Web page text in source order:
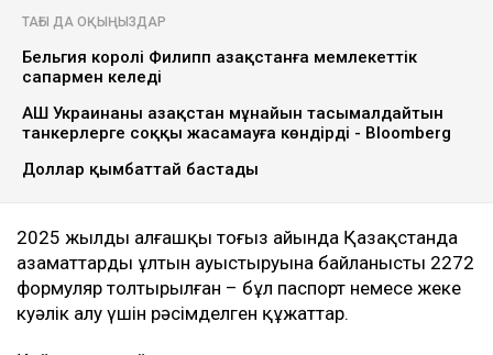
ТАҒЫ ДА ОҚЫҢЫЗДАР
Бельгия королі Филипп Қазақстанға мемлекеттік
сапармен келеді
АҚШ Украинаны Қазақстан мұнайын тасымалдайтын
танкерлерге соққы жасамауға көндірді - Bloomberg
Доллар қымбаттай бастады
2025 жылдың алғашқы тоғыз айында Қазақстанда
азаматтардың ұлтын ауыстыруына байланысты 2272
формуляр толтырылған – бұл паспорт немесе жеке
куәлік алу үшін рәсімделген құжаттар.